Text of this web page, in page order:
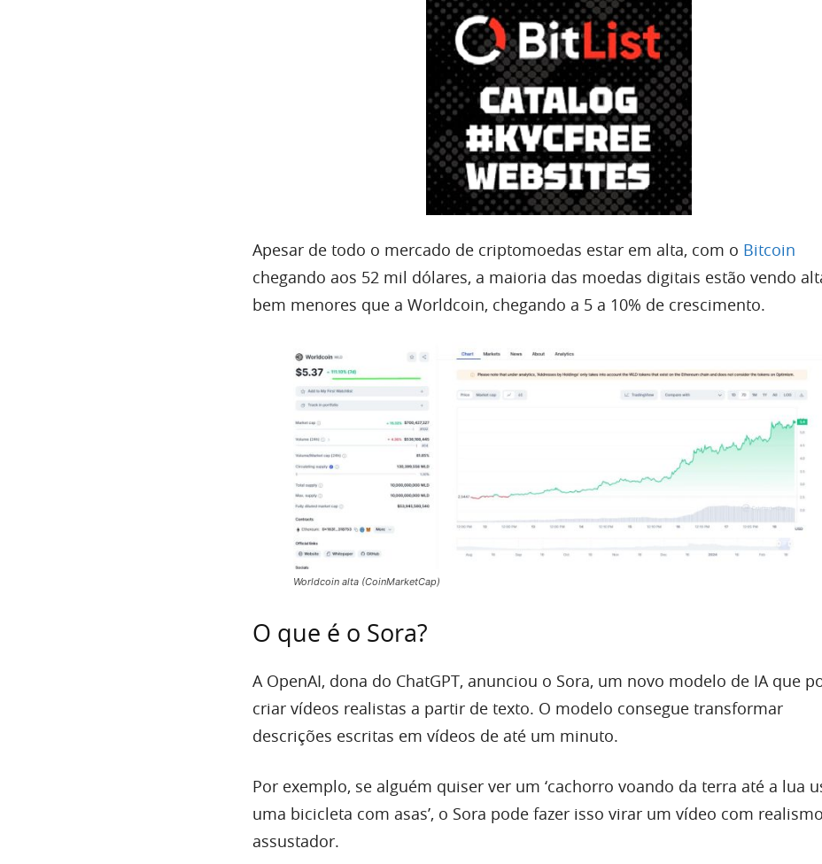
Apesar de todo o mercado de criptomoedas estar em alta, com o Bitcoin
chegando aos 52 mil dólares, a maioria das moedas digitais estão vendo
bem menores que a Worldcoin, chegando a 5 a 10% de crescimento.
Worldcoin alta (CoinMarketCap)
O que é o Sora?
A OpenAI, dona do ChatGPT, anunciou o Sora, um novo modelo de IA que
criar vídeos realistas a partir de texto. O modelo consegue transformar
descrições escritas em vídeos de até um minuto.
Por exemplo, se alguém quiser ver um ‘cachorro voando da terra até a lua
uma bicicleta com asas’, o Sora pode fazer isso virar um vídeo com realismo
assustador.